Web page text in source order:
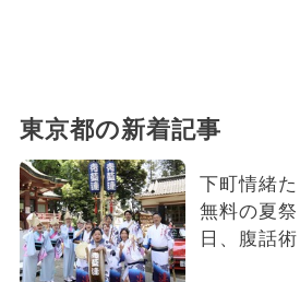
東京都の新着記事
下町情緒
無料の夏
日、腹話